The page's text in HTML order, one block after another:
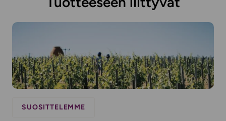
SUOSITTELEMME